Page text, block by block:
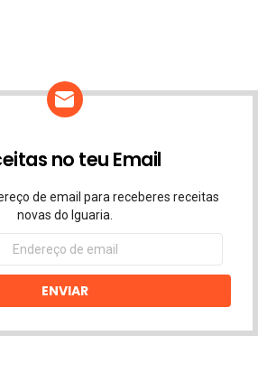
no teu Email
de email para receberes receitas
novas do Iguaria.
ENVIAR